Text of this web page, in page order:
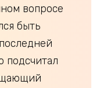
вопросе
быть
подсчитал